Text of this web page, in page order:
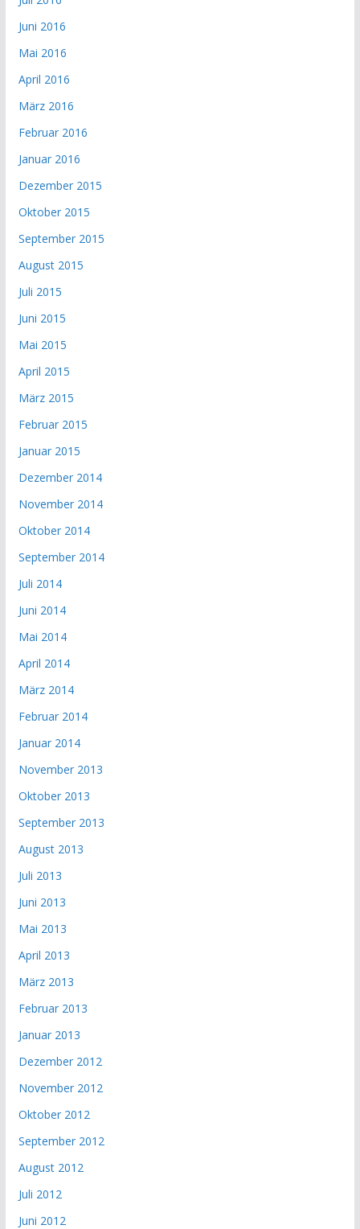
Juni 2016
Mai 2016
April 2016
März 2016
Februar 2016
Januar 2016
Dezember 2015
Oktober 2015
September 2015
August 2015
Juli 2015
Juni 2015
Mai 2015
April 2015
März 2015
Februar 2015
Januar 2015
Dezember 2014
November 2014
Oktober 2014
September 2014
Juli 2014
Juni 2014
Mai 2014
April 2014
März 2014
Februar 2014
Januar 2014
November 2013
Oktober 2013
September 2013
August 2013
Juli 2013
Juni 2013
Mai 2013
April 2013
März 2013
Februar 2013
Januar 2013
Dezember 2012
November 2012
Oktober 2012
September 2012
August 2012
Juli 2012
Juni 2012